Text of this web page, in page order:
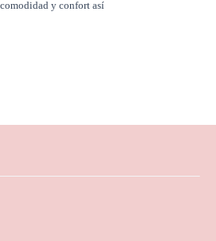
y confort así